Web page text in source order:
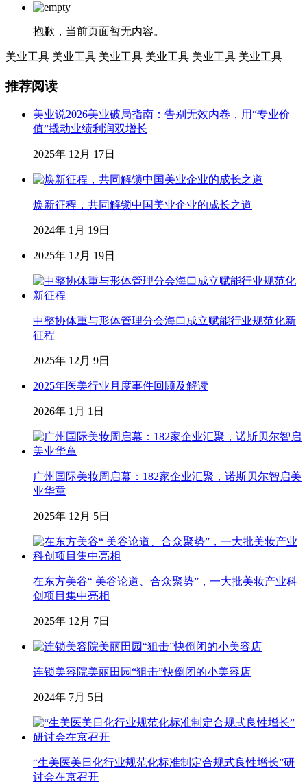
抱歉，当前页面暂无内容。
美业工具 美业工具 美业工具 美业工具 美业工具 美业工具
推荐阅读
美业说2026美业破局指南：告别无效内卷，用“专业价
值”撬动业绩利润双增长
2025年 12月 17日
焕新征程，共同解锁中国美业企业的成长之道
2024年 1月 19日
2025年 12月 19日
中整协体重与形体管理分会海口成立赋能行业规范化新
征程
2025年 12月 9日
2025年医美行业月度事件回顾及解读
2026年 1月 1日
广州国际美妆周启幕：182家企业汇聚，诺斯贝尔智启美
业华章
2025年 12月 5日
在东方美谷“ 美谷论道、合众聚势”，一大批美妆产业科
创项目集中亮相
2025年 12月 7日
连锁美容院美丽田园“狙击”快倒闭的小美容店
2024年 7月 5日
“生美医美日化行业规范化标准制定合规式良性增长”研
讨会在京召开